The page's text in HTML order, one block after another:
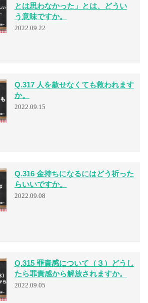
とは思わなかった」とは、どうい
う意味ですか。
2022.09.22
Q.317 人を赦せなくても救われます
か。
2022.09.15
Q.316 金持ちになるにはどう祈った
らいいですか。
2022.09.08
Q.315 罪責感について（３）どうし
たら罪責感から解放されますか。
2022.09.05